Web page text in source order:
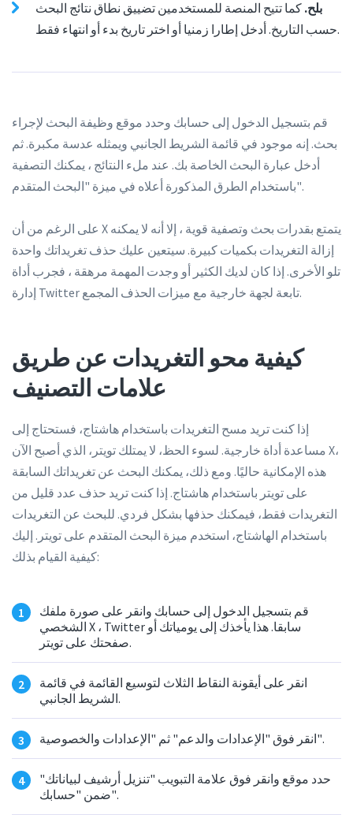
بلح. كما تتيح المنصة للمستخدمين تضييق نطاق نتائج البحث
حسب التاريخ. أدخل إطارا زمنيا أو اختر تاريخ بدء أو انتهاء فقط.
قم بتسجيل الدخول إلى حسابك وحدد موقع وظيفة البحث لإجراء
بحث. إنه موجود في قائمة الشريط الجانبي ويمثله عدسة مكبرة. ثم
أدخل عبارة البحث الخاصة بك. عند ملء النتائج ، يمكنك التصفية
باستخدام الطرق المذكورة أعلاه في ميزة "البحث المتقدم".
على الرغم من أن X يتمتع بقدرات بحث وتصفية قوية ، إلا أنه لا يمكنه
إزالة التغريدات بكميات كبيرة. سيتعين عليك حذف تغريداتك واحدة
تلو الأخرى. إذا كان لديك الكثير أو وجدت المهمة مرهقة ، فجرب أداة
إدارة Twitter تابعة لجهة خارجية مع ميزات الحذف المجمع.
كيفية محو التغريدات عن طريق
علامات التصنيف
إذا كنت تريد مسح التغريدات باستخدام هاشتاج، فستحتاج إلى
مساعدة أداة خارجية. لسوء الحظ، لا يمتلك تويتر، الذي أصبح الآن X،
هذه الإمكانية حاليًا. ومع ذلك، يمكنك البحث عن تغريداتك السابقة
على تويتر باستخدام هاشتاج. إذا كنت تريد حذف عدد قليل من
التغريدات فقط، فيمكنك حذفها بشكل فردي. للبحث عن التغريدات
باستخدام الهاشتاج، استخدم ميزة البحث المتقدم على تويتر. إليك
كيفية القيام بذلك:
قم بتسجيل الدخول إلى حسابك وانقر على صورة ملفك
الشخصي X ، Twitter سابقا. هذا يأخذك إلى يومياتك أو
صفحتك على تويتر.
انقر على أيقونة النقاط الثلاث لتوسيع القائمة في قائمة
الشريط الجانبي.
انقر فوق "الإعدادات والدعم" ثم "الإعدادات والخصوصية".
حدد موقع وانقر فوق علامة التبويب "تنزيل أرشيف لبياناتك"
ضمن "حسابك".